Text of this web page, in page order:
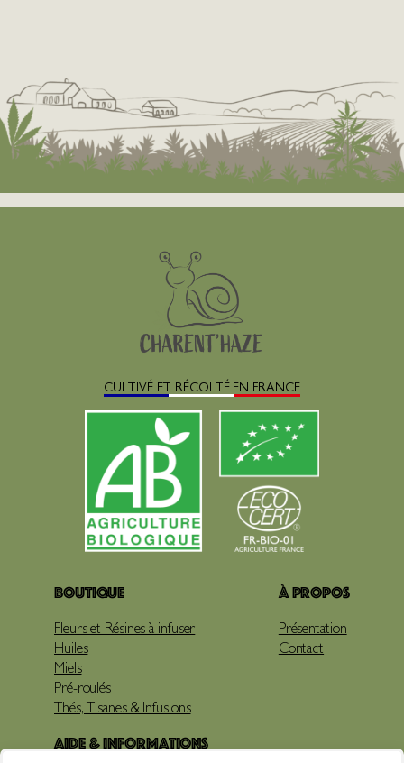
CULTIVÉ ET RÉCOLTÉ EN FRANCE
Boutique
Fleurs et Résines à infuser
Huiles
Miels
Pré-roulés
Thés, Tisanes & Infusions
À propos
Présentation
Contact
Aide & Informations